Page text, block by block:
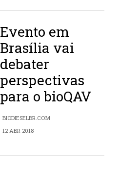
Evento em
Brasília vai
debater
perspectivas
para o bioQAV
BIODIESELBR.COM
12 ABR 2018